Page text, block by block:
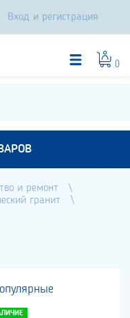
Вход и регистрация
0
и ремонт
гранит